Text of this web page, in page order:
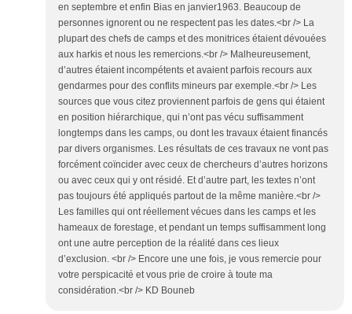
en septembre et enfin Bias en janvier1963. Beaucoup de
personnes ignorent ou ne respectent pas les dates.<br /> La
plupart des chefs de camps et des monitrices étaient dévouées
aux harkis et nous les remercions.<br /> Malheureusement,
d’autres étaient incompétents et avaient parfois recours aux
gendarmes pour des conflits mineurs par exemple.<br /> Les
sources que vous citez proviennent parfois de gens qui étaient
en position hiérarchique, qui n’ont pas vécu suffisamment
longtemps dans les camps, ou dont les travaux étaient financés
par divers organismes. Les résultats de ces travaux ne vont pas
forcément coïncider avec ceux de chercheurs d’autres horizons
ou avec ceux qui y ont résidé. Et d’autre part, les textes n’ont
pas toujours été appliqués partout de la même manière.<br />
Les familles qui ont réellement vécues dans les camps et les
hameaux de forestage, et pendant un temps suffisamment long
ont une autre perception de la réalité dans ces lieux
d’exclusion. <br /> Encore une une fois, je vous remercie pour
votre perspicacité et vous prie de croire à toute ma
considération.<br /> KD Bouneb